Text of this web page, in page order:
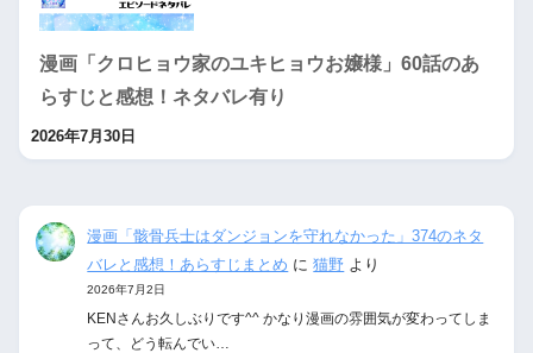
漫画「クロヒョウ家のユキヒョウお嬢様」60話のあ
らすじと感想！ネタバレ有り
2026年7月30日
漫画「骸骨兵士はダンジョンを守れなかった」374のネタ
バレと感想！あらすじまとめ に猫野 より
2026年7月2日
KENさんお久しぶりです^^ かなり漫画の雰囲気が変わってしま
って、どう転んでい…